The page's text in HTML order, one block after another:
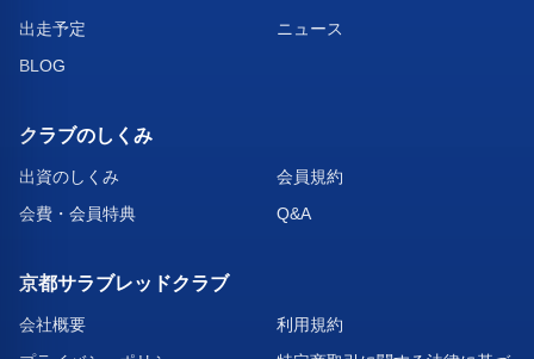
出走予定
ニュース
BLOG
クラブのしくみ
出資のしくみ
会員規約
会費・会員特典
Q&A
京都サラブレッドクラブ
会社概要
利用規約